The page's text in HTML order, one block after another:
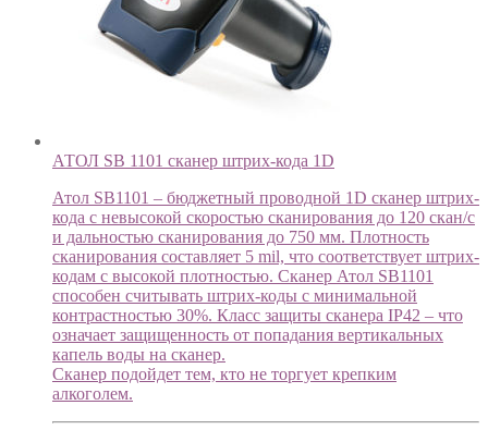
АТОЛ SB 1101 cканер штрих-кода 1D
Атол SB1101 – бюджетный проводной 1D сканер штрих-
кода с невысокой скоростью сканирования до 120 скан/с
и дальностью сканирования до 750 мм. Плотность
сканирования составляет 5 mil, что соответствует штрих-
кодам с высокой плотностью. Сканер Атол SB1101
способен считывать штрих-коды с минимальной
контрастностью 30%. Класс защиты сканера IP42 – что
означает защищенность от попадания вертикальных
капель воды на сканер.
Сканер подойдет тем, кто не торгует крепким
алкоголем.